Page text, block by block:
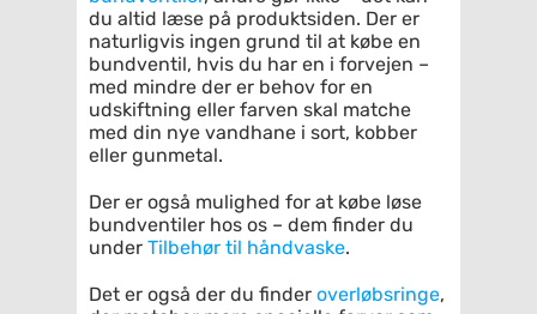
du altid læse på produktsiden. Der er
naturligvis ingen grund til at købe en
bundventil, hvis du har en i forvejen –
med mindre der er behov for en
udskiftning eller farven skal matche
med din nye vandhane i sort, kobber
eller gunmetal.
Der er også mulighed for at købe løse
bundventiler hos os – dem finder du
under Tilbehør til håndvaske.
Det er også der du finder overløbsringe,